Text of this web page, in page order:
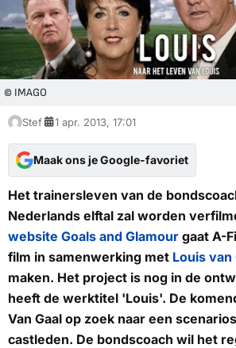
© IMAGO
Stef 1 apr. 2013, 17:01
Maak ons je Google-favoriet
Het trainersleven van de
Nederlands elftal zal worden
website Goals and Glamour gaat A-
film in samenwerking met Louis van
maken. Het project is nog in de
heeft de werktitel 'Louis'. De
Van Gaal op zoek naar een
castleden. De bondscoach wil het